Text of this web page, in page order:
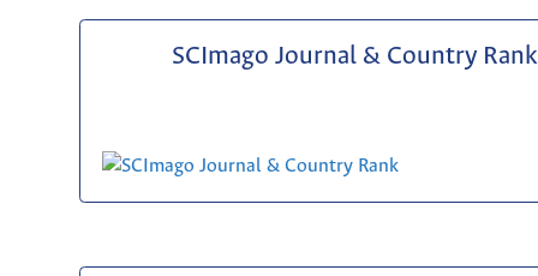
SCImago Journal & Country Rank